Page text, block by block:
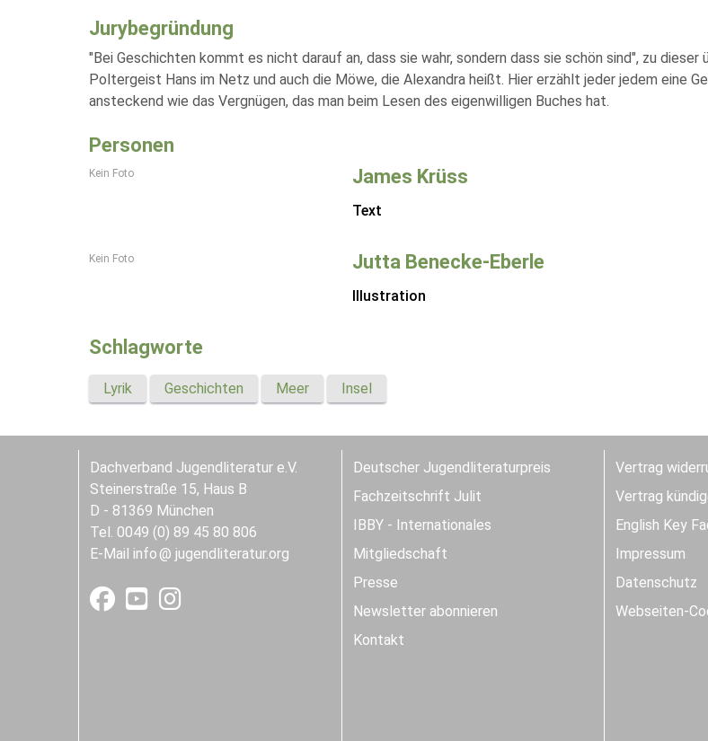
Jurybegründung
"Bei Geschichten kommt es nicht darauf an, dass sie wahr, sondern dass sie schön sind", zu
Poltergeist Hans im Netz und auch die Möwe, die Alexandra heißt. Hier erzählt jeder jedem eine
ansteckend wie das Vergnügen, das man beim Lesen des eigenwilligen Buches hat.
Personen
Kein Foto James Krüss
Text
Kein Foto Jutta Benecke-Eberle
Illustration
Schlagworte
Lyrik Geschichten Meer Insel
Dachverband Jugendliteratur e.V.
Steinerstraße 15, Haus B
D - 81369 München
Tel. 0049 (0) 89 45 80 806
E-Mail info jugendliteratur.org
Deutscher Jugendliteraturpreis
Fachzeitschrift Julit
IBBY - Internationales
Mitgliedschaft
Presse
Newsletter abonnieren
Kontakt
Vertrag
Vertrag
English Key
Impressum
Datenschutz
Webseiten-